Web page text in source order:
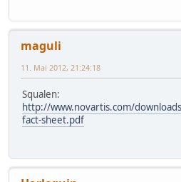
maguli
11. Mai 2012, 21:24:18
Squalen:
http://www.novartis.com/
fact-sheet.pdf